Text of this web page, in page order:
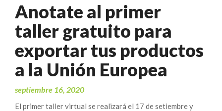
Anotate al primer
taller gratuito para
exportar tus productos
a la Unión Europea
septiembre 16, 2020
El primer taller virtual se realizará el 17 de setiembre y